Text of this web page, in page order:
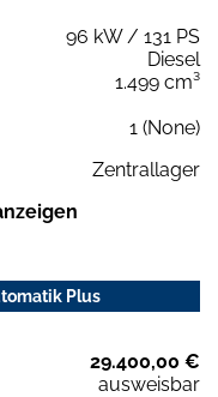
96 kW / 131 PS
Diesel
1.499 cm³
1 (None)
Zentrallager
Plus
29.400,00 €
ausweisbar